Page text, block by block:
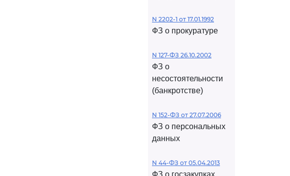
N 2202-1 от 17.01.1992
ФЗ о прокуратуре
N 127-ФЗ 26.10.2002
ФЗ о
несостоятельности
(банкротстве)
N 152-ФЗ от 27.07.2006
ФЗ о персональных
данных
N 44-ФЗ от 05.04.2013
ФЗ о госзакупках